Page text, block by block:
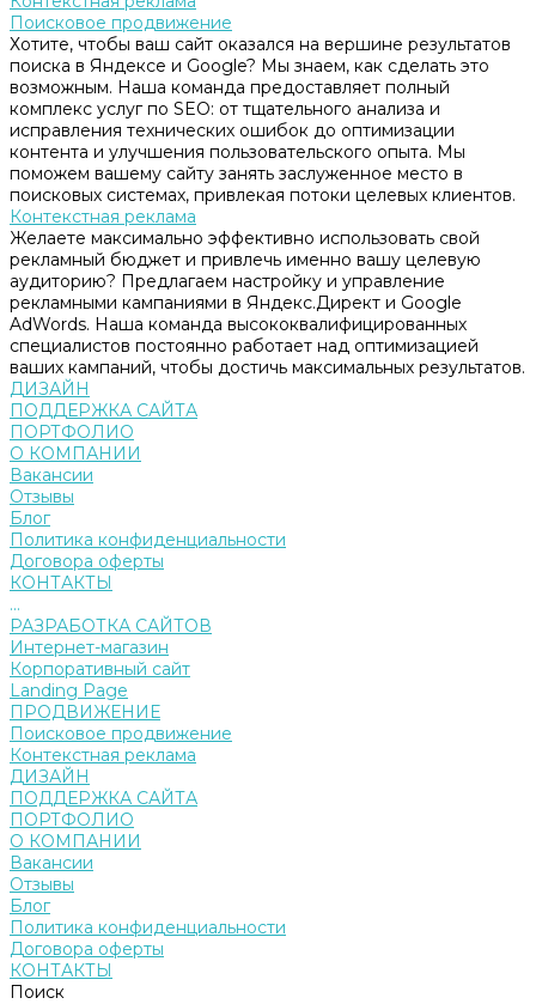
Поисковое продвижение
Хотите, чтобы ваш сайт оказался на вершине результатов
поиска в Яндексе и Google? Мы знаем, как сделать это
возможным. Наша команда предоставляет полный
комплекс услуг по SEO: от тщательного анализа и
исправления технических ошибок до оптимизации
контента и улучшения пользовательского опыта. Мы
поможем вашему сайту занять заслуженное место в
поисковых системах, привлекая потоки целевых клиентов.
Контекстная реклама
Желаете максимально эффективно использовать свой
рекламный бюджет и привлечь именно вашу целевую
аудиторию? Предлагаем настройку и управление
рекламными кампаниями в Яндекс.Директ и Google
AdWords. Наша команда высококвалифицированных
специалистов постоянно работает над оптимизацией
ваших кампаний, чтобы достичь максимальных результатов.
ДИЗАЙН
ПОДДЕРЖКА САЙТА
ПОРТФОЛИО
О КОМПАНИИ
Вакансии
Отзывы
Блог
Политика конфиденциальности
Договора оферты
КОНТАКТЫ
...
РАЗРАБОТКА САЙТОВ
Интернет-магазин
Корпоративный сайт
Landing Page
ПРОДВИЖЕНИЕ
Поисковое продвижение
Контекстная реклама
ДИЗАЙН
ПОДДЕРЖКА САЙТА
ПОРТФОЛИО
О КОМПАНИИ
Вакансии
Отзывы
Блог
Политика конфиденциальности
Договора оферты
КОНТАКТЫ
Поиск